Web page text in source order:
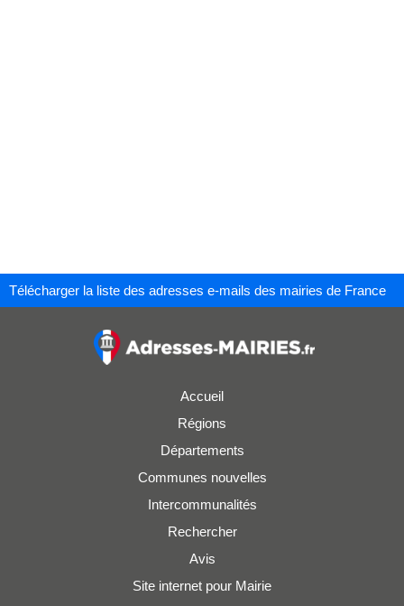
Télécharger la liste des adresses e-mails des mairies de France
Accueil
Régions
Départements
Communes nouvelles
Intercommunalités
Rechercher
Avis
Site internet pour Mairie